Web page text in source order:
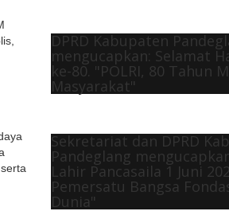
DPRD Kabupaten
mengucapkan: Selamat
ke-80. "POLRI, 80 Tahun
Masyarakat"
Sekretariat dan DPRD
Pandeglang
Lahir Pancasaila 1 Juni
Pemersatu Bangsa
Dunia"